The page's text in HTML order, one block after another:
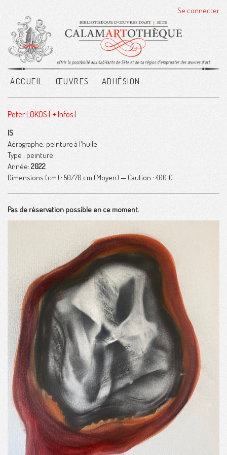
Se connecter
ACCUEIL ŒUVRES ADHÉSION
Peter LÖKÖS[ + Infos]
IS
Aérographe, peinture à l'huile
Type : peinture
Année: 2022
Dimensions (cm) : 50/70 cm (Moyen) — Caution : 400 €
Pas de réservation possible en ce moment.